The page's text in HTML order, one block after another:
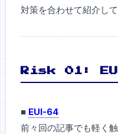
対策を合わせて紹介して
Risk 01:
■ EUI-64
前々回の記事でも軽く